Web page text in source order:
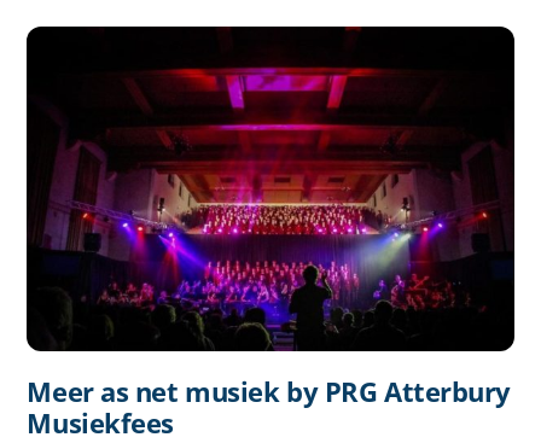
Meer as net musiek by PRG Atterbury
Musiekfees